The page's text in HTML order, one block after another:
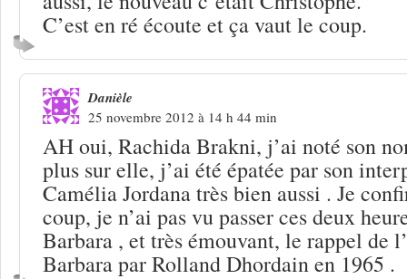
C’est en ré écoute et ça vaut le coup.
Danièle
25 novembre 2012 à 14 h 44 min
AH oui, Rachida Brakni, j’ai noté son
plus sur elle, j’ai été épatée par son
Camélia Jordana très bien aussi . Je
coup, je n’ai pas vu passer ces deux
Barbara , et très émouvant, le rappel de
Barbara par Rolland Dhordain en 1965 .